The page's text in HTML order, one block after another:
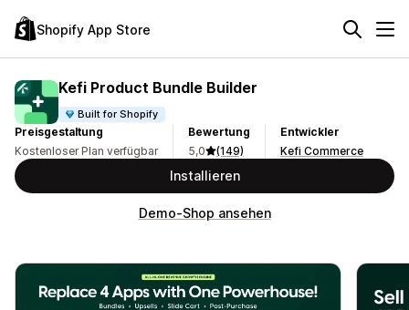
Shopify App Store
Kefi Product Bundle Builder
Built for Shopify
Preisgestaltung
Kostenloser Plan verfügbar
Bewertung
5,0
(149)
Entwickler
Kefi Commerce
Installieren
Demo-Shop ansehen